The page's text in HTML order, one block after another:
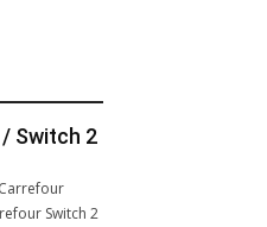
Switch 2
Switch 2